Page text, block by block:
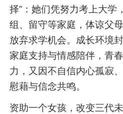
择”：她们凭努力考上大学
组、留守等家庭，体谅父母
放弃求学机会。成长环境
家庭支持与情感陪伴，青
力，又因不自信内心孤寂
慰藉与信念共鸣。
资助一个女孩，改变三代未